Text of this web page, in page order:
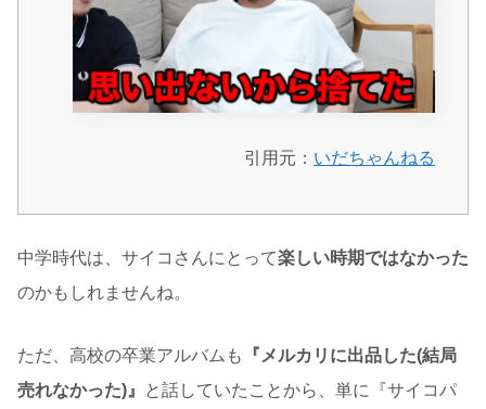
引用元： いだちゃんねる
中学時代は、サイコさんにとって楽しい時期ではなかった
のかもしれませんね。
ただ、高校の卒業アルバムも
『メルカリに出品した(結局
売れなかった)』
と話していたことから、単に『サイコパ